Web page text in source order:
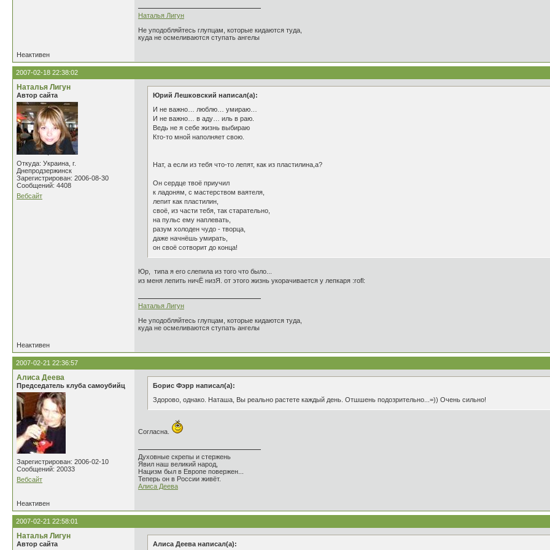
Наталья Лигун
Не уподобляйтесь глупцам, которые кидаются туда,
куда не осмеливаются ступать ангелы
Неактивен
2007-02-18 22:38:02
Наталья Лигун
Автор сайта
Откуда: Украина, г.
Днепродзержинск
Зарегистрирован: 2006-08-30
Сообщений: 4408
Вебсайт
Юрий Лешковский написал(а):
И не важно… люблю… умираю…
И не важно… в аду… иль в раю.
Ведь не я себе жизнь выбираю
Кто-то мной наполняет свою.
Нат, а если из тебя что-то лепят, как из пластилина,а?
Он сердце твоё приучил
к ладоням, с мастерством ваятеля,
лепит как пластилин,
своё, из части тебя, так старательно,
на пульс ему наплевать,
разум холоден чудо - творца,
даже начнёшь умирать,
он своё сотворит до конца!
Юр, типа я его слепила из того что было...
из меня лепить ничЁ низЯ. от этого жизнь укорачивается у лепкаря :rofl:
Наталья Лигун
Не уподобляйтесь глупцам, которые кидаются туда,
куда не осмеливаются ступать ангелы
Неактивен
2007-02-21 22:36:57
Алиса Деева
Председатель клуба самоубийц
Зарегистрирован: 2006-02-10
Сообщений: 20033
Вебсайт
Борис Фэрр написал(а):
Здорово, однако. Наташа, Вы реально растете каждый день. Отшшень подозрительно...=)) Очень сильно!
Согласна.
Духовные скрепы и стержень
Явил наш великий народ,
Нацизм был в Европе повержен...
Теперь он в России живёт.
Алиса Деева
Неактивен
2007-02-21 22:58:01
Наталья Лигун
Автор сайта Алиса Деева написал(а):